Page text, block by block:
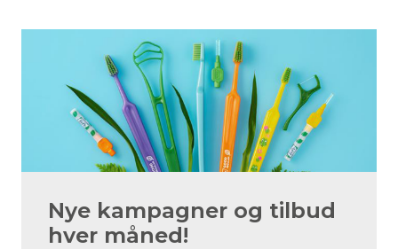
Nye kampagner og tilbud
hver måned!